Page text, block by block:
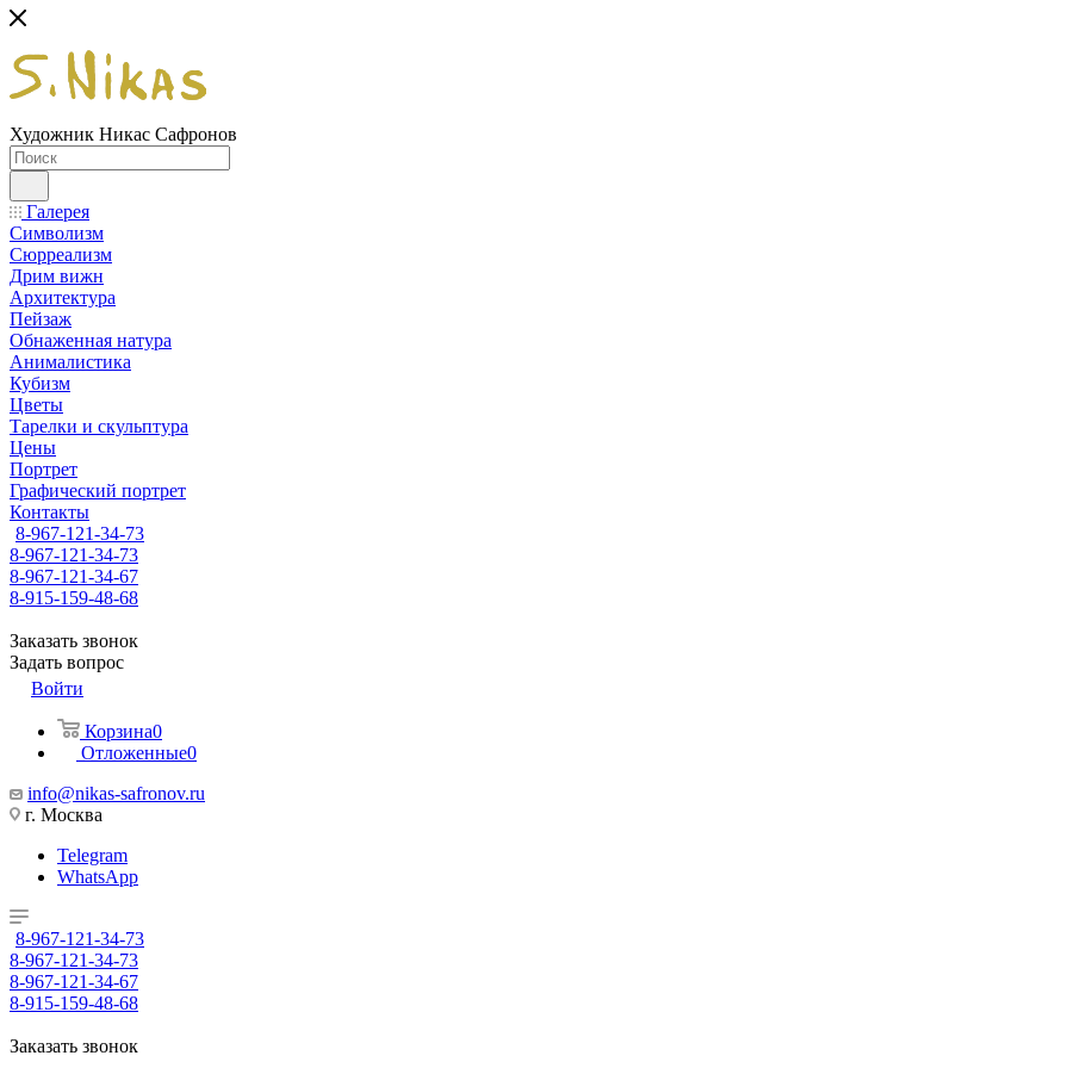
Художник Никас Сафронов
Галерея
Символизм
Сюрреализм
Дрим вижн
Архитектура
Пейзаж
Обнаженная натура
Анималистика
Кубизм
Цветы
Тарелки и скульптура
Цены
Портрет
Графический портрет
Контакты
8-967-121-34-73
8-967-121-34-73
8-967-121-34-67
8-915-159-48-68
Заказать звонок
Задать вопрос
Войти
Корзина0
Отложенные0
info@nikas-safronov.ru
г. Москва
Telegram
WhatsApp
8-967-121-34-73
8-967-121-34-73
8-967-121-34-67
8-915-159-48-68
Заказать звонок